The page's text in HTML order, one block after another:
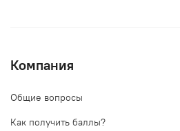
Компания
Общие вопросы
Как получить баллы?